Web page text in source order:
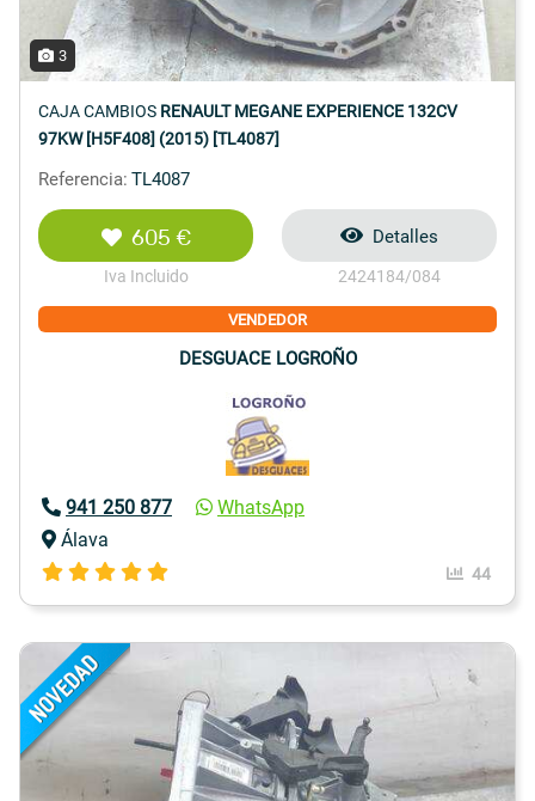
3
CAJA CAMBIOS RENAULT MEGANE EXPERIENCE 132CV
97KW [H5F408] (2015) [TL4087]
Referencia: TL4087
605 €
Iva Incluido
Detalles
2424184/084
VENDEDOR
DESGUACE LOGROÑO
941 250 877
WhatsApp
Álava
44